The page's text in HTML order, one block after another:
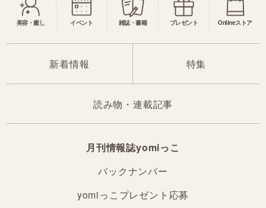
美容・癒し イベント 雑誌・書籍 プレゼント Onlineストア
新着情報 特集
読み物・連載記事
月刊情報誌yomiっこ
バックナンバー
yomiっこプレゼント応募